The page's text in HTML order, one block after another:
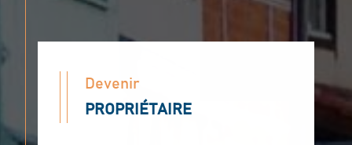
de vos projets immobiliers une réussite, avec
Devenir
PROPRIÉTAIRE